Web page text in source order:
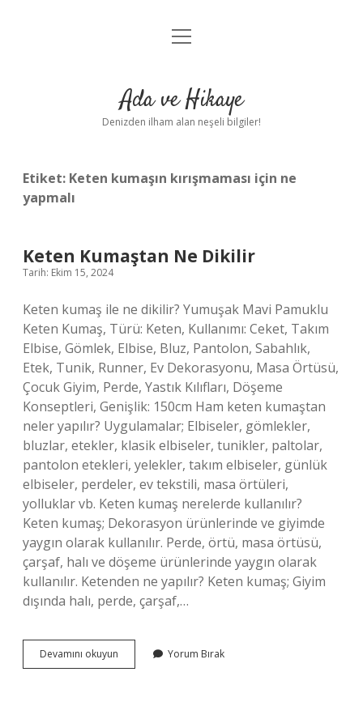
Anasayfa
Yasal Uyarı
menüyü
Ada ve Hikaye
Denizden ilham alan neşeli bilgiler!
Etiket: Keten kumaşın kırışmaması için ne
yapmalı
Keten Kumaştan Ne Dikilir
Tarih: Ekim 15, 2024
Keten kumaş ile ne dikilir? Yumuşak Mavi Pamuklu
Keten Kumaş, Türü: Keten, Kullanımı: Ceket, Takım
Elbise, Gömlek, Elbise, Bluz, Pantolon, Sabahlık,
Etek, Tunik, Runner, Ev Dekorasyonu, Masa Örtüsü,
Çocuk Giyim, Perde, Yastık Kılıfları, Döşeme
Konseptleri, Genişlik: 150cm Ham keten kumaştan
neler yapılır? Uygulamalar; Elbiseler, gömlekler,
bluzlar, etekler, klasik elbiseler, tunikler, paltolar,
pantolon etekleri, yelekler, takım elbiseler, günlük
elbiseler, perdeler, ev tekstili, masa örtüleri,
yolluklar vb. Keten kumaş nerelerde kullanılır?
Keten kumaş; Dekorasyon ürünlerinde ve giyimde
yaygın olarak kullanılır. Perde, örtü, masa örtüsü,
çarşaf, halı ve döşeme ürünlerinde yaygın olarak
kullanılır. Ketenden ne yapılır? Keten kumaş; Giyim
dışında halı, perde, çarşaf,…
Devamını okuyun
Kumaştan
Yorum Bırak